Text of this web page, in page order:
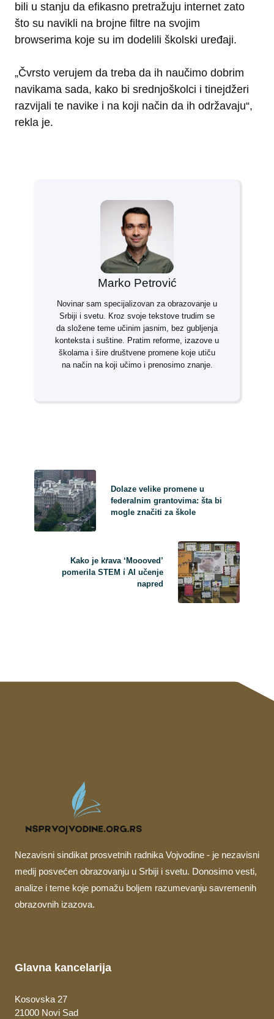
bili u stanju da efikasno pretražuju internet zato
što su navikli na brojne filtre na svojim
browserima koje su im dodelili školski uređaji.
„Čvrsto verujem da treba da ih naučimo dobrim
navikama sada, kako bi srednjoškolci i tinejdžeri
razvijali te navike i na koji način da ih održavaju“,
rekla je.
Marko Petrović
Novinar sam specijalizovan za obrazovanje u
Srbiji i svetu. Kroz svoje tekstove trudim se
da složene teme učinim jasnim, bez gubljenja
konteksta i suštine. Pratim reforme, izazove u
školama i šire društvene promene koje utiču
na način na koji učimo i prenosimo znanje.
Dolaze velike promene u
federalnim grantovima: šta bi
mogle značiti za škole
Kako je krava ‘Moooved’
pomerila STEM i AI učenje
napred
Nezavisni sindikat prosvetnih radnika Vojvodine - je nezavisni
medij posvećen obrazovanju u Srbiji i svetu. Donosimo vesti,
analize i teme koje pomažu boljem razumevanju savremenih
obrazovnih izazova.
Glavna kancelarija
Kosovska 27
21000 Novi Sad